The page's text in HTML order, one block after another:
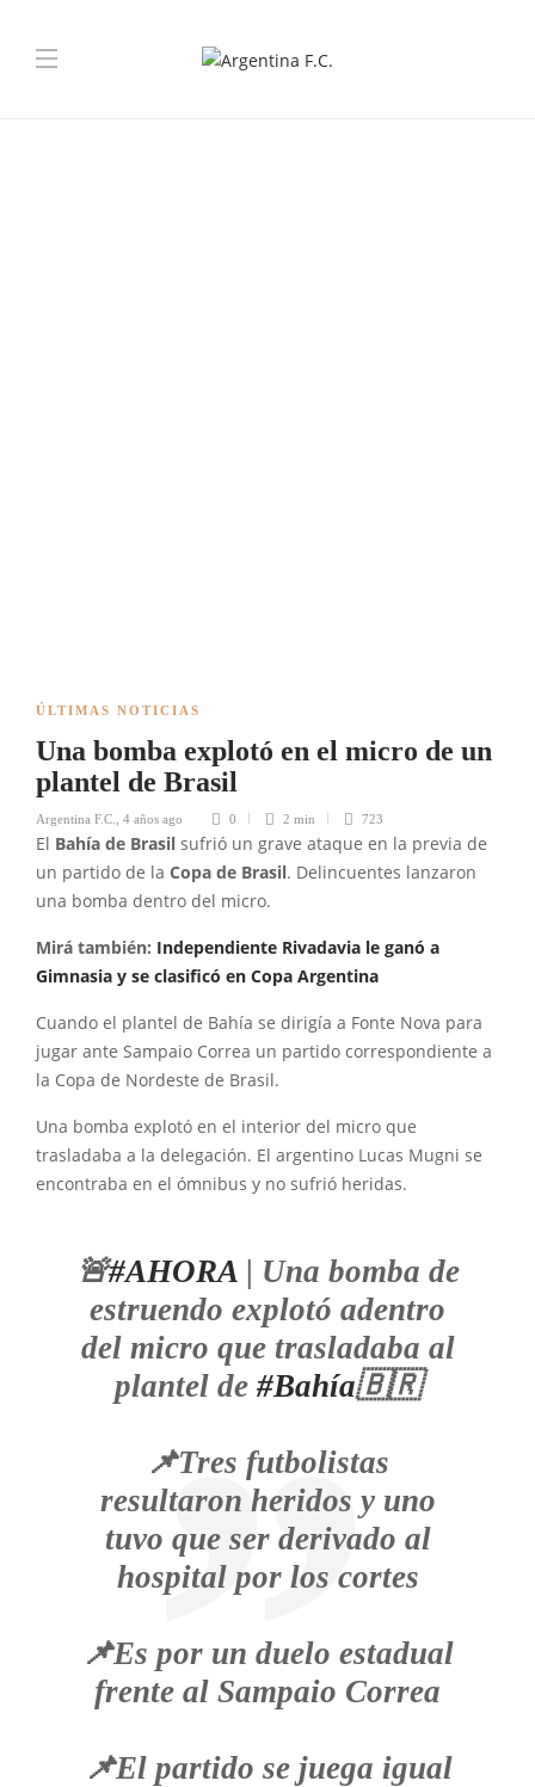
ÚLTIMAS NOTICIAS
Una bomba explotó en el micro de un
plantel de Brasil
Argentina F.C. 4 años ago 0 2 min 723
El Bahía de Brasil sufrió un grave ataque en la previa de
un partido de la Copa de Brasil. Delincuentes lanzaron
una bomba dentro del micro.
Mirá también: Independiente Rivadavia le ganó a
Gimnasia y se clasificó en Copa Argentina
Cuando el plantel de Bahía se dirigía a Fonte Nova para
jugar ante Sampaio Correa un partido correspondiente a
la Copa de Nordeste de Brasil.
Una bomba explotó en el interior del micro que
trasladaba a la delegación. El argentino Lucas Mugni se
encontraba en el ómnibus y no sufrió heridas.
🚨#AHORA| Una bomba de
estruendo explotó adentro
del micro que trasladaba al
plantel de #Bahía🇧🇷
📌Tres futbolistas
resultaron heridos y uno
tuvo que ser derivado al
hospital por los cortes
📌Es por un duelo estadual
frente al Sampaio Correa
📌El partido se juega igual